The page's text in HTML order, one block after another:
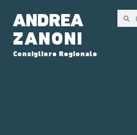
ANDREA
ZANONI
Consigliere Regionale